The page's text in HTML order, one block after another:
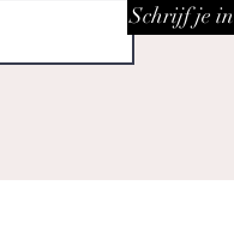
Schrijf je in